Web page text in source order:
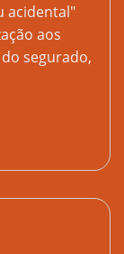
acidental"
aos
segurado,